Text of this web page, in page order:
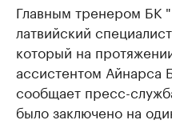
Главным тренером БК
латвийский
который на
ассистентом Айнарса
сообщает пресс-
было заключено на